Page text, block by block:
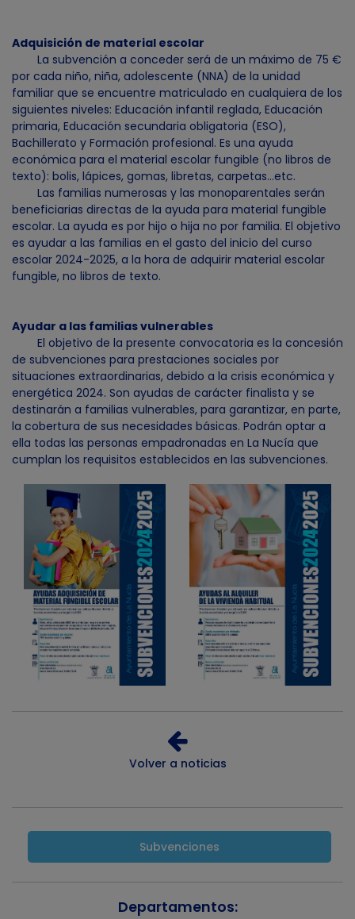
Adquisición de material escolar
La subvención a conceder será de un máximo de 75 €
por cada niño, niña, adolescente (NNA) de la unidad
familiar que se encuentre matriculado en cualquiera de los
siguientes niveles: Educación infantil reglada, Educación
primaria, Educación secundaria obligatoria (ESO),
Bachillerato y Formación profesional. Es una ayuda
económica para el material escolar fungible (no libros de
texto): bolis, lápices, gomas, libretas, carpetas…etc.
Las familias numerosas y las monoparentales serán
beneficiarias directas de la ayuda para material fungible
escolar. La ayuda es por hijo o hija no por familia. El objetivo
es ayudar a las familias en el gasto del inicio del curso
escolar 2024-2025, a la hora de adquirir material escolar
fungible, no libros de texto.
Ayudar a las familias vulnerables
El objetivo de la presente convocatoria es la concesión
de subvenciones para prestaciones sociales por
situaciones extraordinarias, debido a la crisis económica y
energética 2024. Son ayudas de carácter finalista y se
destinarán a familias vulnerables, para garantizar, en parte,
la cobertura de sus necesidades básicas. Podrán optar a
ella todas las personas empadronadas en La Nucía que
cumplan los requisitos establecidos en las subvenciones.
Volver a noticias
Subvenciones
Departamentos: